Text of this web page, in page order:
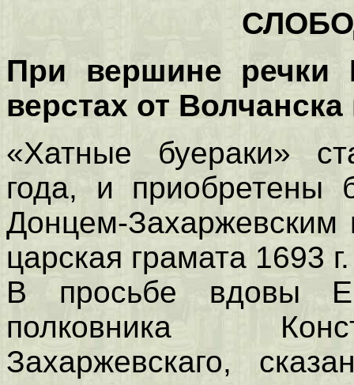
При вершине речки
верстах от
«Хатные буераки»
года, и приобретены
Донцем-Захаржевским
царская грамата 1693 г.
В просьбе вдовы
полковника
Захаржевскаго,